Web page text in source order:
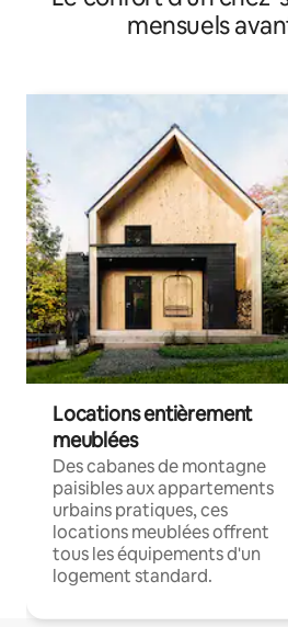
mensuels
Locations entièrement
meublées
Des cabanes de montagne
paisibles aux appartements
urbains pratiques, ces
locations meublées offrent
tous les équipements d'un
logement standard.